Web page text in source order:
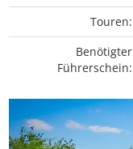
Touren:
Benötigter
Führerschein: